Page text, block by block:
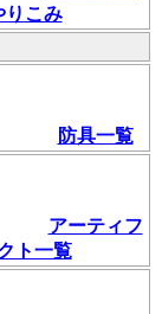
りこみ
防具一覧
アーティフ
ト一覧